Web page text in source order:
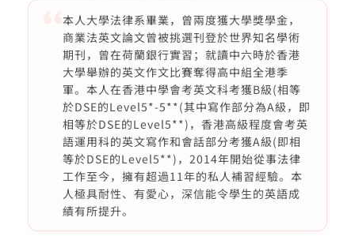
本人大學法律系畢業，曾兩度獲大學獎學金，
商業法英文論文曾被挑選刊登於世界知名學術
期刊，曾在荷蘭銀行實習；就讀中六時於香港
大學舉辦的英文作文比賽奪得高中組全港季
軍。本人在香港中學會考英文科考獲B級(相等
於DSE的Level5*-5**(其中寫作部分為A級，即
相等於DSE的Level5**)，香港高級程度會考英
語運用科的英文寫作和會話部分考獲A級(即相
等於DSE的Level5**)，2014年開始從事法律
工作至今，擁有超過11年的私人補習經驗。本
人極具耐性、有愛心，深信能令學生的英語成
績有所提升。